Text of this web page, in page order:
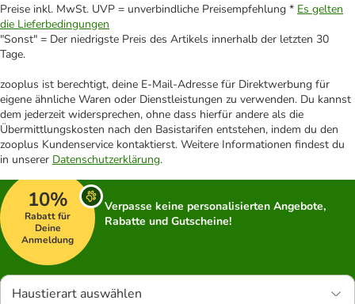
Preise inkl. MwSt. UVP = unverbindliche Preisempfehlung * Es gelten
die Lieferbedingungen
"Sonst" = Der niedrigste Preis des Artikels innerhalb der letzten 30
Tage.
zooplus ist berechtigt, deine E-Mail-Adresse für Direktwerbung für
eigene ähnliche Waren oder Dienstleistungen zu verwenden. Du kannst
dem jederzeit widersprechen, ohne dass hierfür andere als die
Übermittlungskosten nach den Basistarifen entstehen, indem du den
zooplus Kundenservice kontaktierst. Weitere Informationen findest du
in unserer Datenschutzerklärung.
10%
Rabatt für
Deine
Anmeldung
Verpasse keine personalisierten Angebote,
Rabatte und Gutscheine!
Haustierart auswählen